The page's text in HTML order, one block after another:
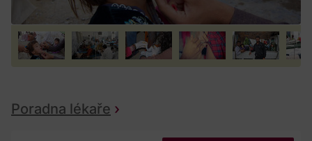
Poradna lékaře